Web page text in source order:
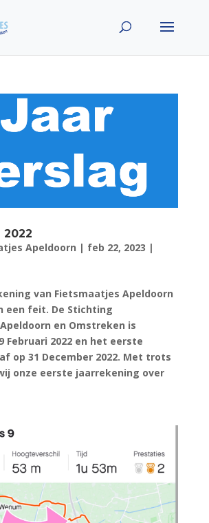
2022
Apeldoorn | feb 22, 2023 |
van Fietsmaatjes Apeldoorn
een feit. De Stichting
en Omstreken is
Februari 2022 en het eerste
op 31 December 2022. Met trots
onze eerste jaarrekening over